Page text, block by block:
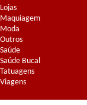
Lojas
Maquiagem
Moda
Outros
Saúde
Saúde Bucal
Tatuagens
Viagens